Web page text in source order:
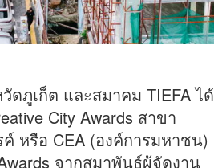
ดภูเก็ต และสมาคม TIEFA ได้
City Awards สาขา
ค์ หรือ CEA (องค์การมหาชน)
จากสมาพันธ์ผู้จัดงาน